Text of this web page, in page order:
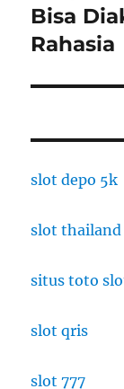
Bisa
Rahasia
slot depo 5k
slot thailand
situs toto
slot qris
slot 777